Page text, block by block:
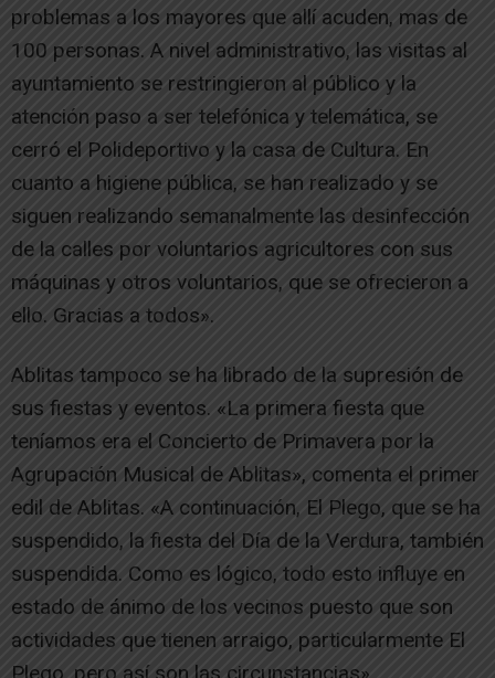
problemas a los mayores que allí acuden, mas de
100 personas. A nivel administrativo, las visitas al
ayuntamiento se restringieron al público y la
atención paso a ser telefónica y telemática, se
cerró el Polideportivo y la casa de Cultura. En
cuanto a higiene pública, se han realizado y se
siguen realizando semanalmente las desinfección
de la calles por voluntarios agricultores con sus
máquinas y otros voluntarios, que se ofrecieron a
ello. Gracias a todos».
Ablitas tampoco se ha librado de la supresión de
sus fiestas y eventos. «La primera fiesta que
teníamos era el Concierto de Primavera por la
Agrupación Musical de Ablitas», comenta el primer
edil de Ablitas. «A continuación, El Plego, que se ha
suspendido, la fiesta del Día de la Verdura, también
suspendida. Como es lógico, todo esto influye en
estado de ánimo de los vecinos puesto que son
actividades que tienen arraigo, particularmente El
Plego, pero así son las circunstancias».